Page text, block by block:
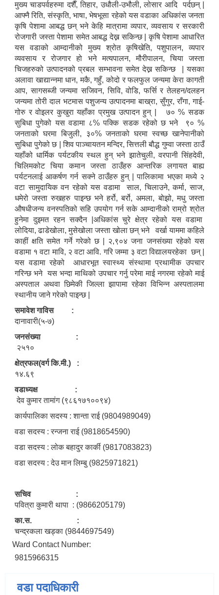
मुख्य चाडपर्वहरुमा दशैँ, तिहार, उधौली-उभौली, लोसार आदि पर्दछन् |
आफ्नै रिति, संस्कृति, भाषा, भेषभूसा रहेको यस वडाका अधिकांस जनता
कृषि पेशामा आबद्ध छन् भने केहि मात्रामा व्यपार, व्यवसाय र सरकारी
रोजगारी जस्ता पेशामा समेत आबद्ध देख्न सकिन्छ | कृषि पेशामा आधारित
यस वडाको आम्दानीको मुख्य श्रोत कृषिखेति, पशुपालन, व्यपार
व्यवसाय र रोजगार हो भने मत्यपालन, मौरीपालन, चिया जस्ता
चिजहरुको उत्पादनको प्रबल सम्भावना समेत देख्न सकिन्छ | यसका
अलावा खाद्यान्नमा धान, मकै, गहुँ, कोदो र फलफुल जन्यमा केरा कागती
आप, सागसब्जी जन्यमा सजिवन, सिवि, वोडि, फर्सि र तेलहन/दलहन
जन्यमा तोरी दाल भटमास पशुजन्य उत्पादनमा बाख्रा, सुँगुर, राँगा, गाई-
गोरु र वोइलर कुखुरा यहाँका प्रमुख उत्पादन हुन् | ७० % सडक
सुबिधा पुगेको यस वडामा ८% पक्कि सडक रहेको छ भने ९० %
जनताको घरमा बिजुली, ३०% जनताको घरमा स्वच्छ खानेपानीको
सुबिधा पुगेको छ | शिव पाञ्चायतन मन्दिर, सित्तली बौद्ध गुम्वा जस्ता ठाउँ
यहाँको धार्मिक पर्यटकीय स्थल हुन् भने झातेचुली, वरपानी सिंहदेवी,
चिलिमकोट चिया कमान जस्ता ठाउँहरु आन्तरिक लगायत बाह्य
पर्यटनलाई आकर्षण गर्न सक्ने ठाउँहरु हुन् | पालिकामा भएका मध्ये २
वटा सामुदायिक वन रहेको यस वडामा साल, चिलाउने, कर्मा, साज,
धमेरो जस्ता रुखहरु पाइन्छ भने हर्रो, बर्रो, अमला, बोझो, मधु जस्ता
औषधीजन्य वनस्पतिको सहि उपयोग गर्न सके आम्दानीको राम्रो श्रोत
हुनेमा दुइमत रहन सक्दैन |अधिकांस चुरे क्षेत्र रहेको यस वडामा
लोदिया, ढाडेखोला, मुसेखोला जस्ता खोला छन् भने वर्खा याममा कहिले
काहीं क्षति समेत गर्ने गरेको छ | २,९०४ जना जनसंख्या रहेको यस
वडामा १ वटा मावि, २ वटा आवि. गरि जम्मा ३ वटा विद्यालयरहेका छन् |
यस वडामा रहेको आधारभूत स्वास्थ्य संस्थामा प्रथामीक उपचार
गरिन्छ भने यस भन्दा माथिको उपचार गर्नु परेमा माई नगरमा रहेको माई
अस्पताल अथवा छिमेकी जिल्ला झापामा रहेका विभिन्न अस्पतालमा
स्थानीय जाने गरेको पाइन्छ |
समावेश गाविस :
दानावारी(५-७)
जनसंख्या :
२५१०
क्षेत्रफल(वर्ग कि.मी.) :
१४.६९
वडाध्यक्ष :
देव कुमार तामांग (९८६१७१००९४)
कार्यपालिका सदस्य : शान्ता राई (9804989049)
वडा सदस्य : रन्जना राई (9818654590)
वडा सदस्य : लोक बहादुर कार्की (9817083823)
वडा सदस्य : देउ मान लिम्बु (9825971821)
सचिव :
पवित्रा कुमारी थापा : (9866205179)
का.स. :
चन्द्रकला खड्का (9844697549)
Ward Contact Number:
9815966315
वडा पदाधिकारी